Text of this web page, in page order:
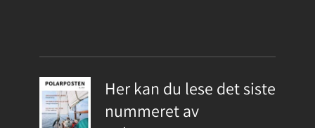
Her kan du lese det siste
nummeret av